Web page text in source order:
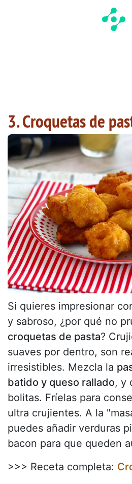
3. Croquetas de
Si quieres impresionar
y sabroso, ¿por qué no
croquetas de pasta?
suaves por dentro, son
irresistibles. Mezcla la
batido y queso rallado, y
bolitas. Fríelas para
ultra crujientes. A la
puedes añadir verduras
bacon para que queden
>>> Receta completa: